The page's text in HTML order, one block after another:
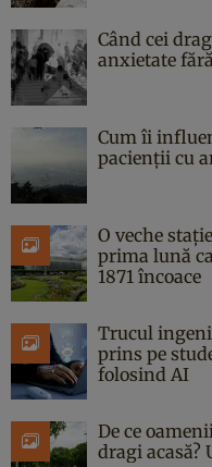
Când cei
anxietate
Cum îi
pacienții cu
O veche
prima lună
1871 încoace
Trucul
prins pe
folosind AI
De ce
dragi acasă?